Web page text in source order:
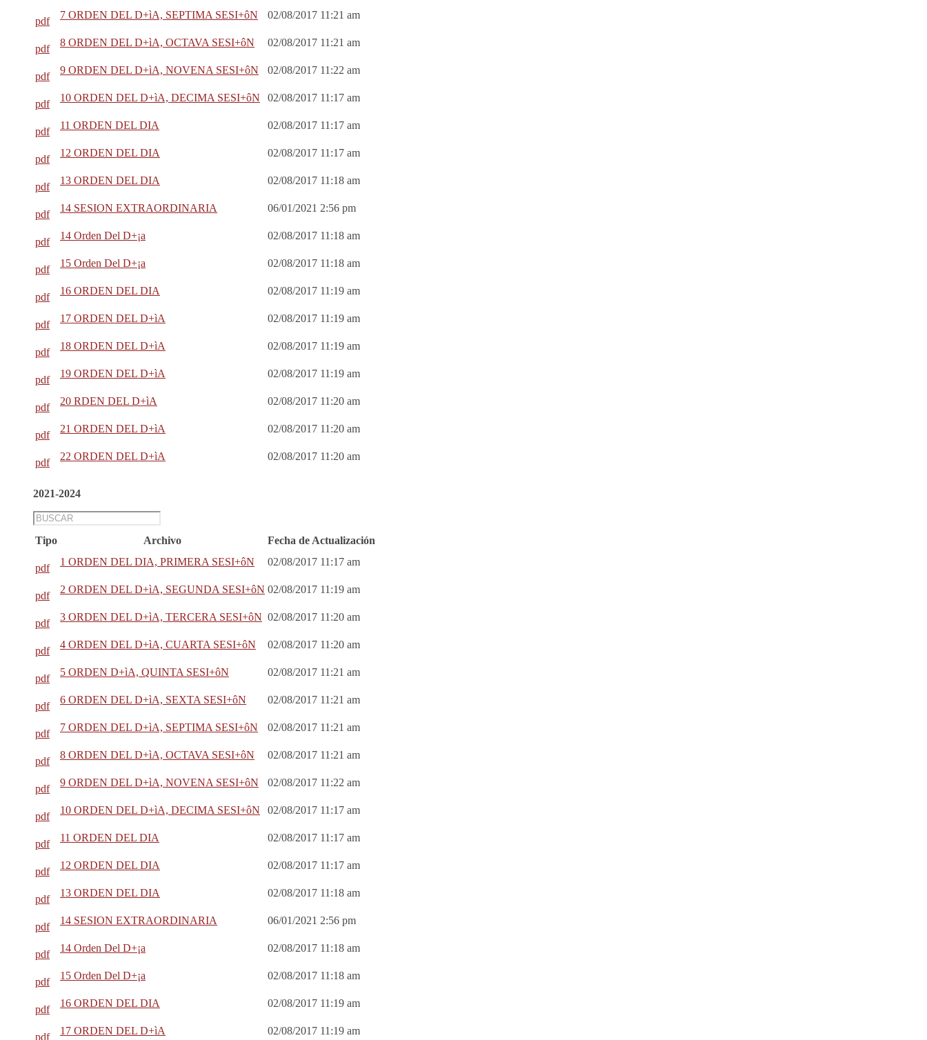
pdf
7 ORDEN DEL D+ìA, SEPTIMA SESI+ôN 02/08/2017 11:21 am
pdf
8 ORDEN DEL D+ìA, OCTAVA SESI+ôN 02/08/2017 11:21 am
pdf
9 ORDEN DEL D+ìA, NOVENA SESI+ôN 02/08/2017 11:22 am
pdf
10 ORDEN DEL D+ìA, DECIMA SESI+ôN 02/08/2017 11:17 am
pdf
11 ORDEN DEL DIA 02/08/2017 11:17 am
pdf
12 ORDEN DEL DIA 02/08/2017 11:17 am
pdf
13 ORDEN DEL DIA 02/08/2017 11:18 am
pdf
14 SESION EXTRAORDINARIA 06/01/2021 2:56 pm
pdf
14 Orden Del D+¡a 02/08/2017 11:18 am
pdf
15 Orden Del D+¡a 02/08/2017 11:18 am
pdf
16 ORDEN DEL DIA 02/08/2017 11:19 am
pdf
17 ORDEN DEL D+ìA 02/08/2017 11:19 am
pdf
18 ORDEN DEL D+ìA 02/08/2017 11:19 am
pdf
19 ORDEN DEL D+ìA 02/08/2017 11:19 am
pdf
20 RDEN DEL D+ìA 02/08/2017 11:20 am
pdf
21 ORDEN DEL D+ìA 02/08/2017 11:20 am
pdf
22 ORDEN DEL D+ìA 02/08/2017 11:20 am
2021-2024
Tipo Archivo Fecha de Actualización
pdf
1 ORDEN DEL DIA, PRIMERA SESI+ôN 02/08/2017 11:17 am
pdf
2 ORDEN DEL D+ìA, SEGUNDA SESI+ôN 02/08/2017 11:19 am
pdf
3 ORDEN DEL D+ìA, TERCERA SESI+ôN 02/08/2017 11:20 am
pdf
4 ORDEN DEL D+ìA, CUARTA SESI+ôN 02/08/2017 11:20 am
pdf
5 ORDEN D+ìA, QUINTA SESI+ôN 02/08/2017 11:21 am
pdf
6 ORDEN DEL D+ìA, SEXTA SESI+ôN 02/08/2017 11:21 am
pdf
7 ORDEN DEL D+ìA, SEPTIMA SESI+ôN 02/08/2017 11:21 am
pdf
8 ORDEN DEL D+ìA, OCTAVA SESI+ôN 02/08/2017 11:21 am
pdf
9 ORDEN DEL D+ìA, NOVENA SESI+ôN 02/08/2017 11:22 am
pdf
10 ORDEN DEL D+ìA, DECIMA SESI+ôN 02/08/2017 11:17 am
pdf
11 ORDEN DEL DIA 02/08/2017 11:17 am
pdf
12 ORDEN DEL DIA 02/08/2017 11:17 am
pdf
13 ORDEN DEL DIA 02/08/2017 11:18 am
pdf
14 SESION EXTRAORDINARIA 06/01/2021 2:56 pm
pdf
14 Orden Del D+¡a 02/08/2017 11:18 am
pdf
15 Orden Del D+¡a 02/08/2017 11:18 am
pdf
16 ORDEN DEL DIA 02/08/2017 11:19 am
pdf
17 ORDEN DEL D+ìA 02/08/2017 11:19 am